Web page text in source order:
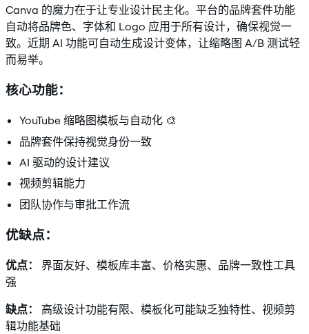
Canva 的魔力在于让专业设计民主化。平台的品牌套件功能
自动将品牌色、字体和 Logo 应用于所有设计，确保视觉一
致。近期 AI 功能可自动生成设计变体，让缩略图 A/B 测试轻
而易举。
核心功能：
YouTube 缩略图模板与自动化 🎨
品牌套件保持视觉身份一致
AI 驱动的设计建议
视频剪辑能力
团队协作与审批工作流
优缺点：
优点：
界面友好、模板库丰富、价格实惠、品牌一致性工具
强
缺点：
高级设计功能有限、模板化可能缺乏独特性、视频剪
辑功能基础